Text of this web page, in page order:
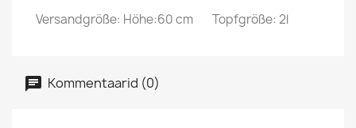
Versandgröße: Höhe:60 cm Topfgröße: 2l
Kommentaarid (0)